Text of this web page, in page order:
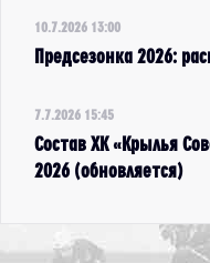
10.7.2026 13:00
Предсезонка 2026:
7.7.2026 15:45
Состав ХК «Крылья
2026 (обновляется)